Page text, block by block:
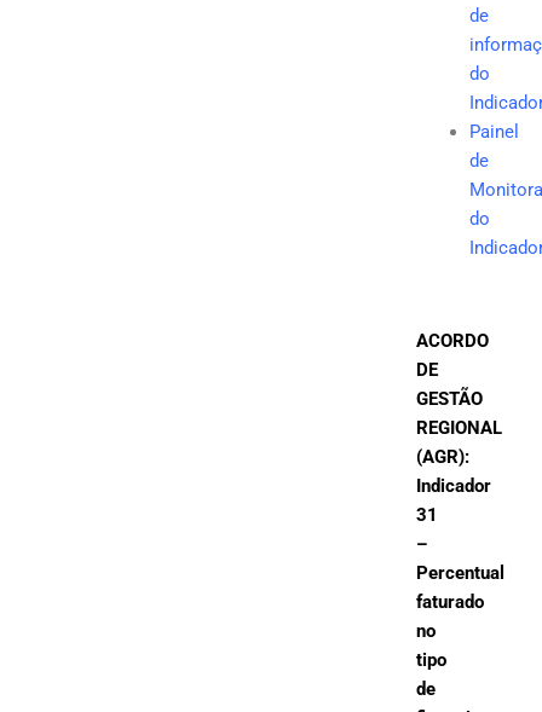
de
do
Painel
de
do
ACORDO
DE
GESTÃO
REGIONAL
(AGR):
Indicador
31
–
Percentual
faturado
no
tipo
de